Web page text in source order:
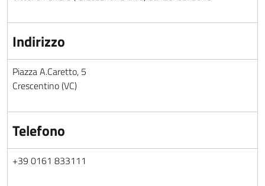
Indirizzo
Piazza A.Caretto, 5
Crescentino (VC)
Telefono
+39 0161 833111